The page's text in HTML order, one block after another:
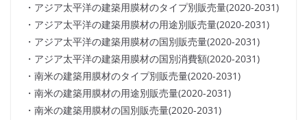
・アジア太平洋の建築用膜材のタイプ別販売量(2020-2031)
・アジア太平洋の建築用膜材の用途別販売量(2020-2031)
・アジア太平洋の建築用膜材の国別販売量(2020-2031)
・アジア太平洋の建築用膜材の国別消費額(2020-2031)
・南米の建築用膜材のタイプ別販売量(2020-2031)
・南米の建築用膜材の用途別販売量(2020-2031)
・南米の建築用膜材の国別販売量(2020-2031)